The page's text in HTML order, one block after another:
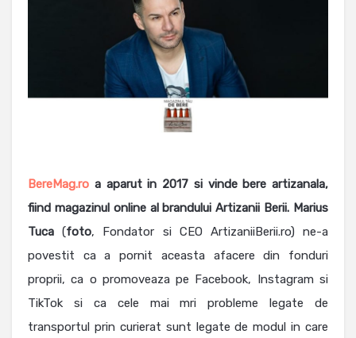
BereMag.ro a aparut in 2017 si vinde bere artizanala,
fiind magazinul online al brandului Artizanii Berii. Marius
Tuca(foto, Fondator si CEO ArtizaniiBerii.ro) ne-a
povestit ca a pornit aceasta afacere din fonduri
proprii, ca o promoveaza pe Facebook, Instagram si
TikTok si ca cele mai mri probleme legate de
transportul prin curierat sunt legate de modul in care